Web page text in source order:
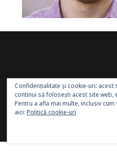
Site administrat de:
Confidențialitate și cookie-uri: acest
continui să folosești acest site web,
Pentru a afla mai multe, inclusiv
aici: Politică cookie-uri